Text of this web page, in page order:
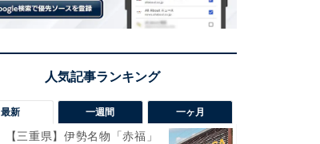
最新 一週間 一ヶ月
【三重県】伊勢名物「赤福」